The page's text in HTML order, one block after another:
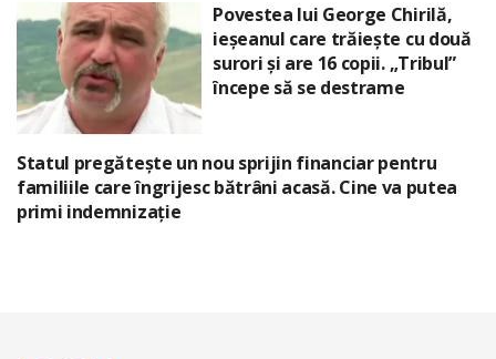
Povestea lui George Chirilă,
ieșeanul care trăiește cu două
surori și are 16 copii. „Tribul”
începe să se destrame
Statul pregătește un nou sprijin financiar pentru
familiile care îngrijesc bătrâni acasă. Cine va putea
primi indemnizație